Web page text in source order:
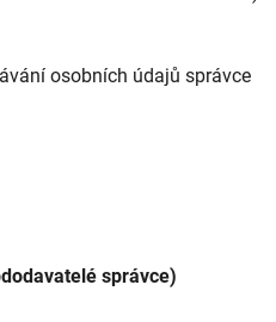
osobních údajů správce
správce)